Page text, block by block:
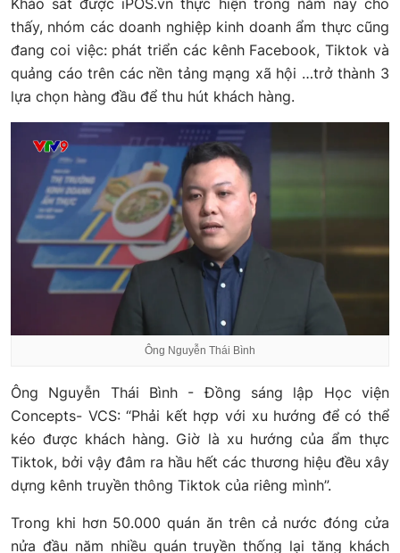
Khảo sát được iPOS.vn thực hiện trong năm nay cho
thấy, nhóm các doanh nghiệp kinh doanh ẩm thực cũng
đang coi việc: phát triển các kênh Facebook, Tiktok và
quảng cáo trên các nền tảng mạng xã hội …trở thành 3
lựa chọn hàng đầu để thu hút khách hàng.
Ông Nguyễn Thái Bình
Ông Nguyễn Thái Bình - Đồng sáng lập Học viện
Concepts- VCS: “Phải kết hợp với xu hướng để có thể
kéo được khách hàng. Giờ là xu hướng của ẩm thực
Tiktok, bởi vậy đâm ra hầu hết các thương hiệu đều xây
dựng kênh truyền thông Tiktok của riêng mình”.
Trong khi hơn 50.000 quán ăn trên cả nước đóng cửa
nửa đầu năm nhiều quán truyền thống lại tăng khách